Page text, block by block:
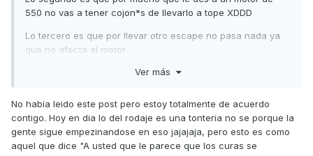
550 no vas a tener cojon*s de llevarlo a tope XDDD
Lo tercero es que por llevar otro escape no pasa nada ya
que no afecta al motor
Yo no soy muy de escapes, pero si te gusta adelante
Ver más
No habia leido este post pero estoy totalmente de acuerdo
contigo. Hoy en dia lo del rodaje es una tonteria no se porque la
gente sigue empezinandose en eso jajajaja, pero esto es como
aquel que dice "A usted que le parece que los curas se